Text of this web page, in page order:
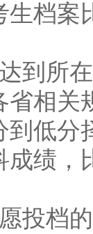
档案
到所
省相关
低分
绩，
投档